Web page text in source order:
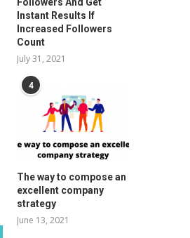
Instant Results If
Increased Followers
Count
July 31, 2021
4
The way to compose an
excellent company
strategy
June 13, 2021